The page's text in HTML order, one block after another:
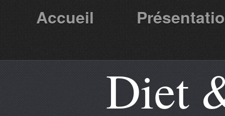
Accueil
Partenaires Diet